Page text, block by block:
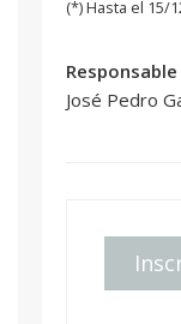
(*) Hasta el 15/
José Pedro